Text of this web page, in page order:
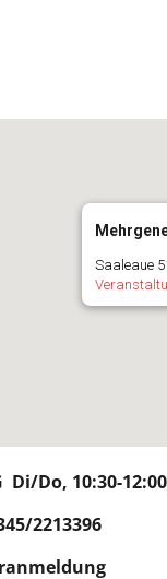
Saaleaue
Di/Do, 10:30-
2213396